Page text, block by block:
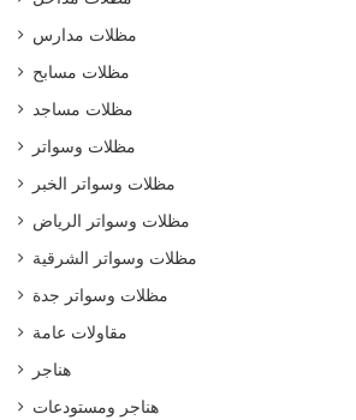
مظلات مدارس
مظلات مسابح
مظلات مساجد
مظلات وسواتر
مظلات وسواتر الخبر
مظلات وسواتر الرياض
مظلات وسواتر الشرقية
مظلات وسواتر جدة
مقاولات عامة
هناجر
هناجر ومستودعات